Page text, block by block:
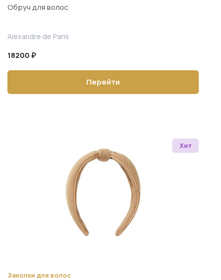
Обруч для волос
Alexandre de Paris
18200 ₽
Перейти
Хит
Заколки для волос